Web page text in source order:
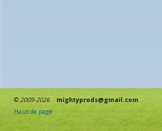
©2009-2026
mightyprods@gmail.com
Haut de page